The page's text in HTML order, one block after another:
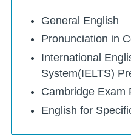
General English
Pronunciation in
International
System(IELTS)
Cambridge Exam
English for